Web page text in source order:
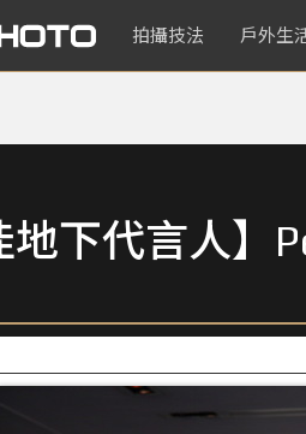
拍攝技法 戶外生
地下代言人